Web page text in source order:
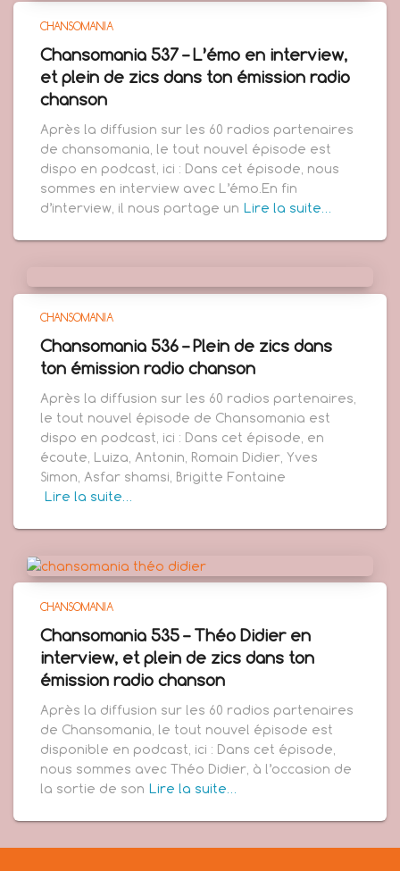
CHANSOMANIA
Chansomania 537 – L’émo en interview,
et plein de zics dans ton émission radio
chanson
Après la diffusion sur les 60 radios partenaires
de chansomania, le tout nouvel épisode est
dispo en podcast, ici : Dans cet épisode, nous
sommes en interview avec L’émo.En fin
d’interview, il nous partage un Lire la suite…
CHANSOMANIA
Chansomania 536 – Plein de zics dans
ton émission radio chanson
Après la diffusion sur les 60 radios partenaires,
le tout nouvel épisode de Chansomania est
dispo en podcast, ici : Dans cet épisode, en
écoute, Luiza, Antonin, Romain Didier, Yves
Simon, Asfar shamsi, Brigitte Fontaine
Lire la suite…
CHANSOMANIA
Chansomania 535 – Théo Didier en
interview, et plein de zics dans ton
émission radio chanson
Après la diffusion sur les 60 radios partenaires
de Chansomania, le tout nouvel épisode est
disponible en podcast, ici : Dans cet épisode,
nous sommes avec Théo Didier, à l’occasion de
la sortie de son Lire la suite…